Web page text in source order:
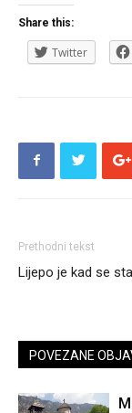
Share this:
Twitter
Prethodni tekst
Lijepo je kad se
POVEZANE